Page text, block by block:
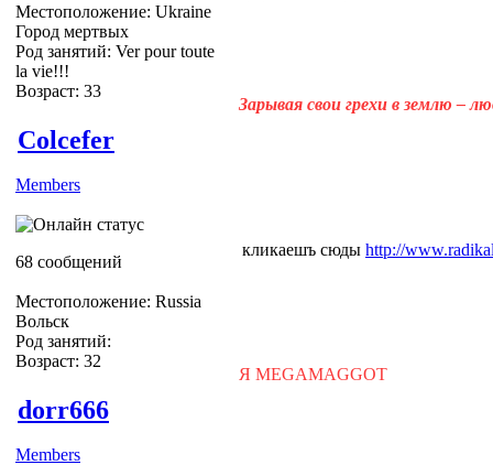
Местоположение: Ukraine
Город мертвых
Род занятий: Ver pour toute
la vie!!!
Возраст: 33
Зарывая свои грехи в землю –
Colcefer
Members
68 сообщений
Местоположение: Russia
Вольск
Род занятий:
Возраст: 32
кликаешъ сюды http://
Я MEGAMAGGOT
dorr666
Members